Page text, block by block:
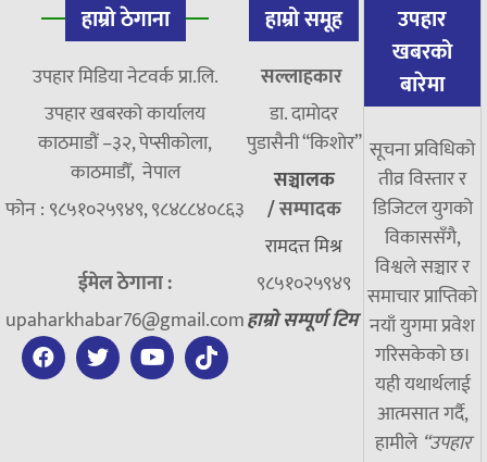
हाम्रो ठेगाना
उपहार मिडिया नेटवर्क प्रा.लि.
उपहार खबरको कार्यालय
काठमाडौं –३२, पेप्सीकोला,
काठमाडौँ, नेपाल
फोन : ९८५१०२५९४९, ९८४८८४०८६३
ईमेल ठेगाना :
upaharkhabar76@gmail.com
हाम्रो समूह
सल्लाहकार
डा. दामाेदर
पुडासैनी “किशाेर”
सञ्चालक
/सम्पादक
रामदत्त मिश्र
९८५१०२५९४९
हाम्रो सम्पूर्ण टिम
उपहार
खबरको
बारेमा
सूचना प्रविधिको
तीव्र विस्तार र
डिजिटल युगको
विकाससँगै,
विश्वले सञ्चार र
समाचार प्राप्तिको
नयाँ युगमा प्रवेश
गरिसकेको छ।
यही यथार्थलाई
आत्मसात गर्दै,
हामीले “उपहार